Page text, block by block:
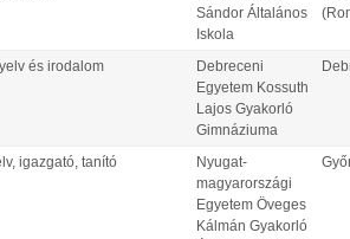
Sándor Általános
Iskola
és irodalom
Debreceni
Egyetem Kossuth
Lajos Gyakorló
Gimnáziuma
igazgató, tanító
Nyugat-
magyarországi
Egyetem Öveges
Kálmán Gyakorló